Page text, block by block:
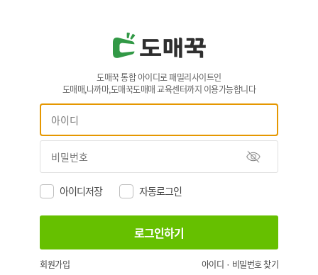
도매꾹 통합 아이디로 패밀리사이트인
도매매,나까마,도매꾹도매매 교육센터까지 이용가능합니다
아이디저장 자동로그인
회원가입 아이디 · 비밀번호 찾기